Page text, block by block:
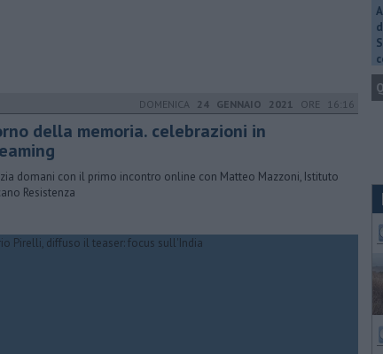
DOMENICA 24 GENNAIO 2021 ORE 16:16
della memoria. celebrazioni in
domani con il primo incontro online con Matteo Mazzoni, Istituto
Resistenza